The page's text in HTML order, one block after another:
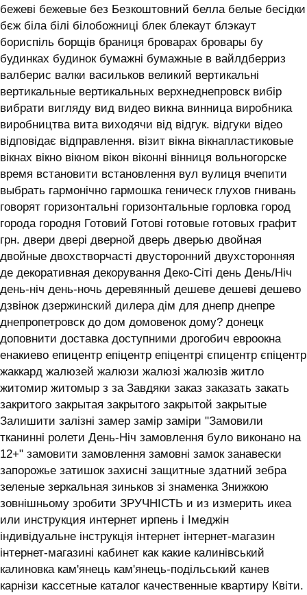
бежеві бежевые без Безкоштовний белла белые бесідки
бєж біла білі білобожниці блек блекаут блэкаут
бориспіль борщів браниця броварах бровары бу
будинках будинок бумажні бумажные в вайлдберриз
валберис валки васильков великий вертикальні
вертикальные вертикальных верхнеднепровск вибір
вибрати вигляду вид видео викна винница виробника
виробництва вита виходячи від відгук. відгуки відео
відповідає відправлення. візит вікна вікнапластиковые
вікнах вікно вікном вікон віконні вінниця вольногорске
время встановити встановлення вул вулиця вчепити
выбрать гармонічно гармошка геническ глухов гнивань
говорят горизонтальні горизонтальные горловка город
города городня Готовий Готові готовые готовых графит
грн. двери двері дверной дверь дверью двойная
двойные двохстворчасті двусторонний двухсторонняя
де декоративная декорування Деко-Сіті день День/Ніч
день-ніч день-ночь деревянный дешеве дешеві дешево
дзвінок дзержинский дилера дім для днепр днепре
днепропетровск до дом домовенок дому? донецк
доповнити доставка доступними дрогобич евроокна
енакиево епицентр епіцентр епіцентрі єпицентр єпіцентр
жаккард жалюзей жалюзи жалюзі жалюзів житло
житомир житомыр з за Завдяки заказ заказать закать
закритого закрытая закрытого закрытой закрытые
Залишити залізні замер замір заміри "Замовили
тканинні ролети День-Ніч замовлення було виконано на
12+" замовити замовлення замовні замок занавески
запорожье затишок захисні защитные здатний зебра
зеленые зеркальная зиньков зі знаменка Знижкою
зовнішньому зробити ЗРУЧНІСТЬ и из измерить икеа
или инструкция интернет ирпень і ‎Імеджін
індивідуальне інструкція інтернет інтернет-магазин
інтернет-магазині кабинет как какие калинівський
калиновка кам'янець кам'янець-подільський канев
карнізи кассетные каталог качественные квартиру Квіти.